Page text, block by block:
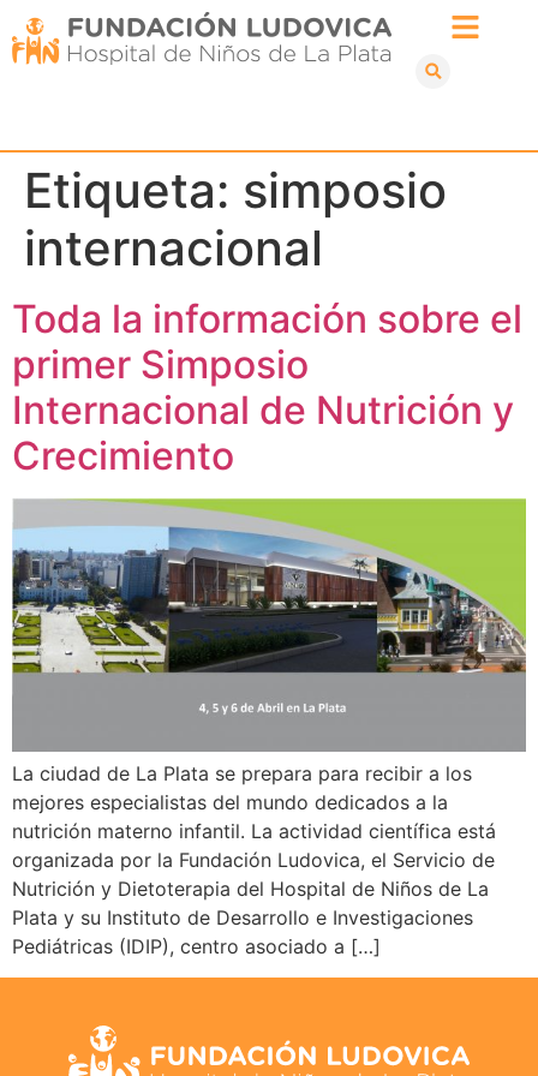
Etiqueta: simposio
internacional
Toda la información sobre el
primer Simposio
Internacional de Nutrición y
Crecimiento
La ciudad de La Plata se prepara para recibir a los
mejores especialistas del mundo dedicados a la
nutrición materno infantil. La actividad científica está
organizada por la Fundación Ludovica, el Servicio de
Nutrición y Dietoterapia del Hospital de Niños de La
Plata y su Instituto de Desarrollo e Investigaciones
Pediátricas (IDIP), centro asociado a […]